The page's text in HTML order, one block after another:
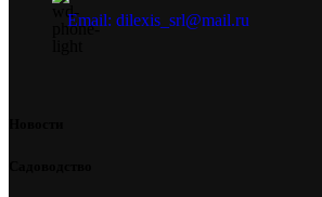
Email: dilexis_srl@mail.ru